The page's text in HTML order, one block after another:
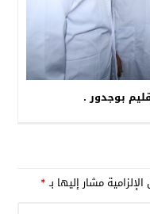
بوجدور .
مشار إليها بـ*